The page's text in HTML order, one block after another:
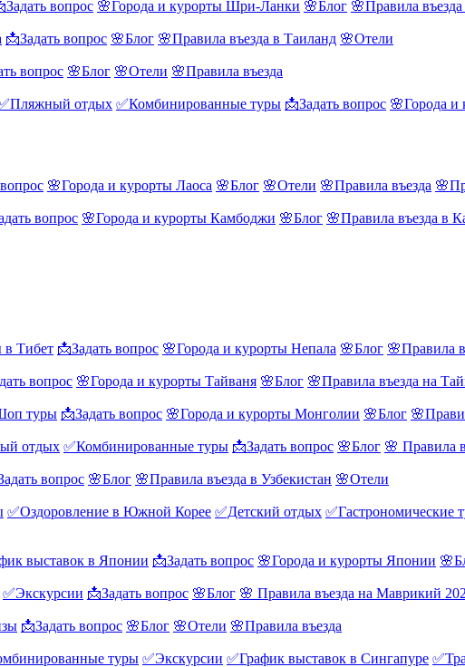
вопрос 🌸Города и курорты Шри-Ланки 🌸Блог 🌸Правила
📩Задать вопрос 🌸Блог 🌸Правила въезда в Таиланд 🌸Отели
вопрос 🌸Блог 🌸Отели 🌸Правила въезда
отдых ✅Комбинированные туры 📩Задать вопрос 🌸Города
🌸Города и курорты Лаоса 🌸Блог 🌸Отели 🌸Правила въезда
вопрос 🌸Города и курорты Камбоджи 🌸Блог 🌸Правила въезда в
в Тибет 📩Задать вопрос 🌸Города и курорты Непала 🌸Блог 🌸Правила
вопрос 🌸Города и курорты Тайваня 🌸Блог 🌸Правила въезда на
туры 📩Задать вопрос 🌸Города и курорты Монголии 🌸Блог
отдых ✅Комбинированные туры 📩Задать вопрос 🌸Блог 🌸 Правила
вопрос 🌸Блог 🌸Правила въезда в Узбекистан 🌸Отели
✅Оздоровление в Южной Корее ✅Детский отдых ✅Гастрономические
выставок в Японии 📩Задать вопрос 🌸Города и курорты Японии
✅Экскурсии 📩Задать вопрос 🌸Блог 🌸 Правила въезда на Маврикий
📩Задать вопрос 🌸Блог 🌸Отели 🌸Правила въезда
туры ✅Экскурсии ✅График выставок в Сингапуре